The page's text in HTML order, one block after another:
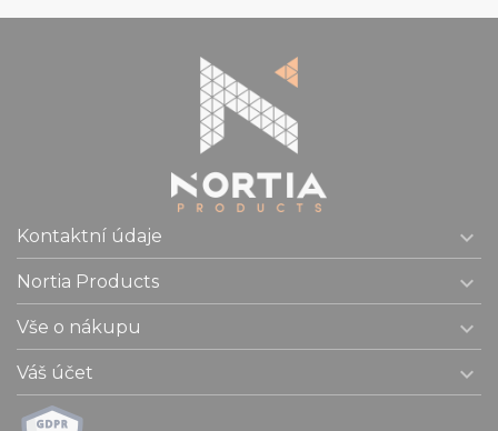
Kontaktní údaje 
Nortia Products 
Vše o nákupu 
Váš účet 